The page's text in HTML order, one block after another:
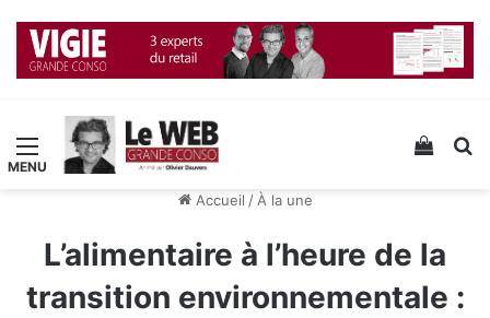
Menu Voir
Accueil / À la une
L’alimentaire à l’heure de la
transition environnementale :